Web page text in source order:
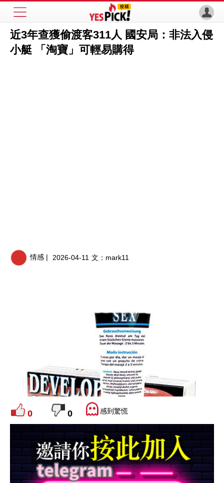
近3年查獲偷渡客311人 國安局：非法入侵
小艇 「淘寶」可輕易購得
情感 | 2026-04-11 文： mark11
0 0 感到驚慌